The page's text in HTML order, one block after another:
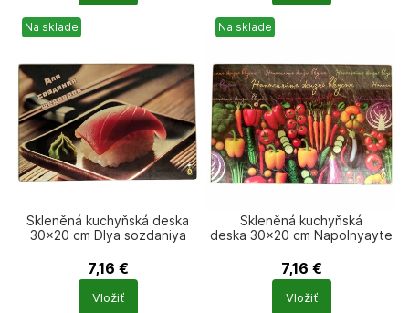
Na sklade
Skleněná kuchyňská deska
30×20 cm Dlya sozdaniya
7,16 €
Počet
produktů
Vložiť
Na sklade
Skleněná kuchyňská
deska 30×20 cm Napolnyayte
7,16 €
Počet
produktů
Vložiť